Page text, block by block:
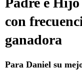
con
ganadora
Para Daniel su